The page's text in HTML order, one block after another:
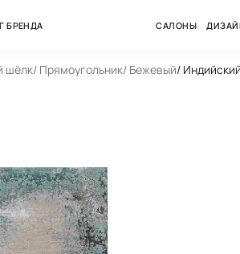
БРЕНДА САЛОНЫ
шёлк/ Прямоугольник/ Бежевый/